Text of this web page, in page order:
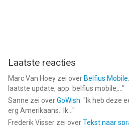
Laatste reacties
Marc Van Hoey zei over Belfius Mobile
laatste update, app. belfius mobile,... "
Sanne zei overGoWish: " Ik heb deze
erg Amerikaans.. Ik... "
Frederik Visser zei overTekst naar